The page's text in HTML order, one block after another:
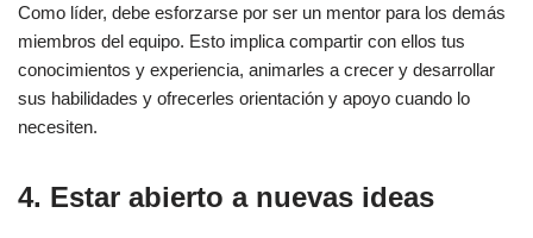
Como líder, debe esforzarse por ser un mentor para los demás
miembros del equipo. Esto implica compartir con ellos tus
conocimientos y experiencia, animarles a crecer y desarrollar
sus habilidades y ofrecerles orientación y apoyo cuando lo
necesiten.
4. Estar abierto a nuevas ideas